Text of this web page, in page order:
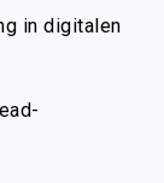
in digitalen